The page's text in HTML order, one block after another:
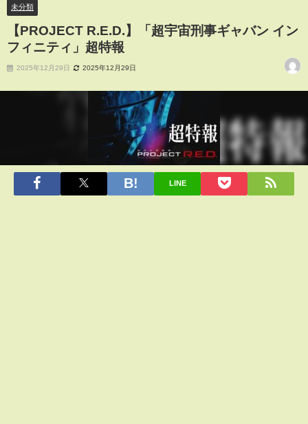
未分類
【PROJECT R.E.D.】「超宇宙刑事ギャバン イン
フィニティ」超特報
2025年12月29日 2025年12月29日
LINE